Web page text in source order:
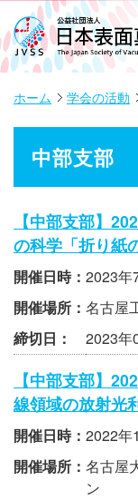
ホーム 学会の活動
中部支部
【中部支部】
の科学「折り紙
開催日時： 2023年
開催場所： 名古屋
締切日：
2023年
【中部支部】
線領域の放射光
開催日時： 2022年
開催場所： 名古屋
ン